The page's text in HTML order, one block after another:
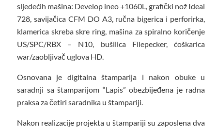
sljedećih mašina: Develop ineo +1060L, grafički nož Ideal
728, savijačica CFM DO A3, ručna bigerica i perforirka,
klamerica skreba skre ring, mašina za spiralno koričenje
US/SPC/RBX – N10, bušilica Filepecker, ćoškarica
war/zaobljivač uglova HD.
Osnovana je digitalna štamparija i nakon obuke u
saradnji sa štamparijom “Lapis” obezbijeđena je radna
praksa za četiri saradnika u štampariji.
Nakon realizacije projekta u štampariji su zaposlena dva